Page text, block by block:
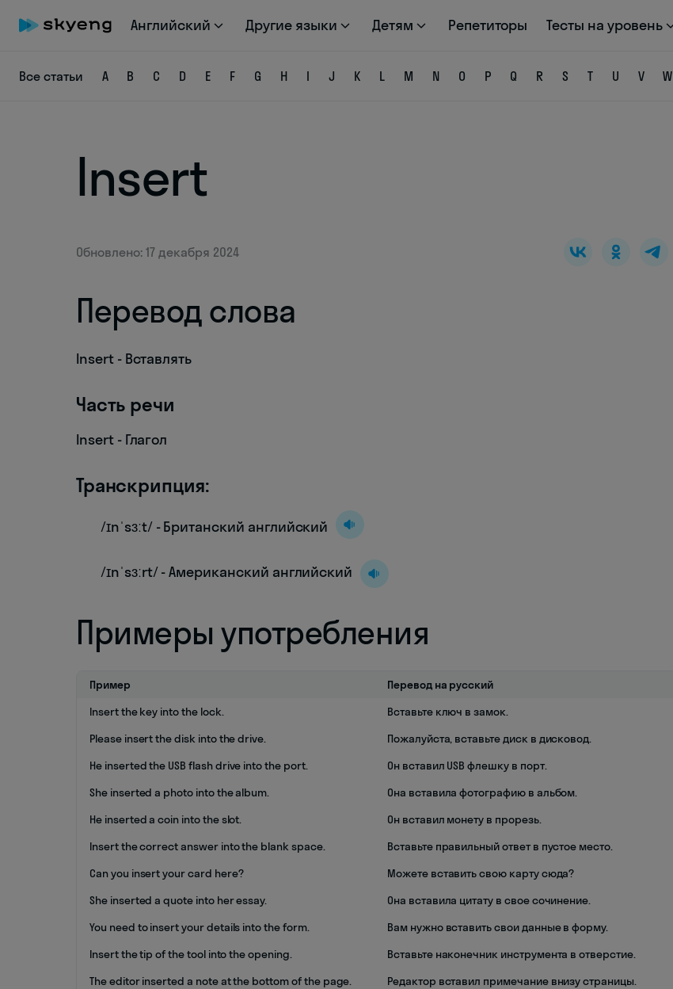
Английский Другие языки Детям Репетиторы Тесты на уровень
Все статьи A B C D E F G H I J K L M N O P Q R S T U V W
Insert
Обновлено: 17 декабря 2024
Перевод слова
Insert - Вставлять
Часть речи
Insert - Глагол
Транскрипция:
/ɪnˈsɜːt/ - Британский английский
/ɪnˈsɜːrt/ - Американский английский
Примеры употребления
Пример
Перевод на русский
Insert the key into the lock.
Вставьте ключ в замок.
Please insert the disk into the drive.
Пожалуйста, вставьте диск в дисковод.
He inserted the USB flash drive into the port.
Он вставил USB флешку в порт.
She inserted a photo into the album.
Она вставила фотографию в альбом.
He inserted a coin into the slot.
Он вставил монету в прорезь.
Insert the correct answer into the blank space.
Вставьте правильный ответ в пустое место.
Can you insert your card here?
Можете вставить свою карту сюда?
She inserted a quote into her essay.
Она вставила цитату в свое сочинение.
You need to insert your details into the form.
Вам нужно вставить свои данные в форму.
Insert the tip of the tool into the opening.
Вставьте наконечник инструмента в отверстие.
The editor inserted a note at the bottom of the page.
Редактор вставил примечание внизу страницы.